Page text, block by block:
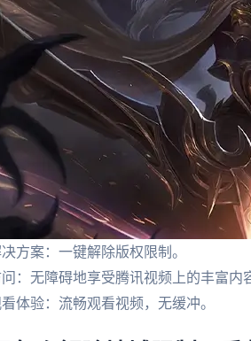
方案：一键解除版权限制。
：无障碍地享受腾讯视频上的丰富内
体验：流畅观看视频，无缓冲。